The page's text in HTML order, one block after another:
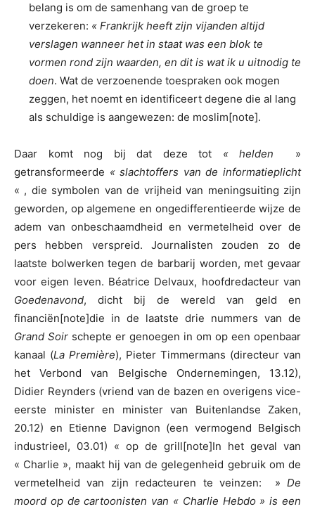
belang is om de samenhang van de groep te
verzekeren: « Frankrijk heeft zijn vijanden altijd
verslagen wanneer het in staat was een blok te
vormen rond zijn waarden, en dit is wat ik u uitnodig te
doen. Wat de verzoenende toespraken ook mogen
zeggen, het noemt en identificeert degene die al lang
als schuldige is aangewezen: de moslim[note].
Daar komt nog bij dat deze tot « helden
»
getransformeerde « slachtoffers van de informatieplicht
« , die symbolen van de vrijheid van meningsuiting zijn
geworden, op algemene en ongedifferentieerde wijze de
adem van onbeschaamdheid en vermetelheid over de
pers hebben verspreid. Journalisten zouden zo de
laatste bolwerken tegen de barbarij worden, met gevaar
voor eigen leven. Béatrice Delvaux, hoofdredacteur van
Goedenavond, dicht bij de wereld van geld en
financiën[note]die in de laatste drie nummers van de
Grand Soir schepte er genoegen in om op een openbaar
kanaal (La Première), Pieter Timmermans (directeur van
het Verbond van Belgische Ondernemingen, 13.12),
Didier Reynders (vriend van de bazen en overigens vice-
eerste minister en minister van Buitenlandse Zaken,
20.12) en Etienne Davignon (een vermogend Belgisch
industrieel, 03.01) « op de grill[note]In het geval van
« Charlie », maakt hij van de gelegenheid gebruik om de
vermetelheid van zijn redacteuren te veinzen: » De
moord op de cartoonisten van « Charlie Hebdo » is een